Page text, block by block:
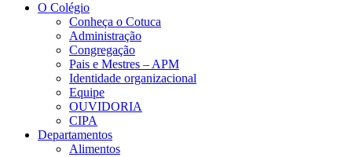
O Colégio
Conheça o Cotuca
Administração
Congregação
Pais e Mestres – APM
Identidade organizacional
Equipe
OUVIDORIA
CIPA
Departamentos
Alimentos